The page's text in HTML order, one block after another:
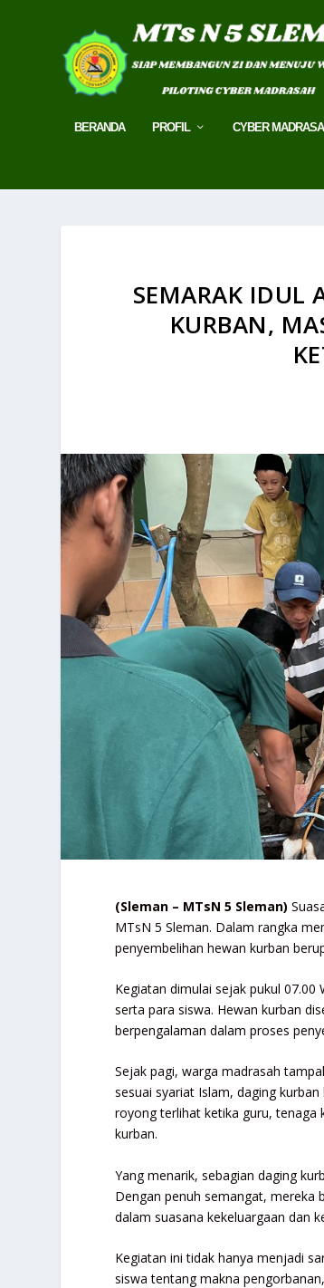
BERANDA PROFIL CYBER
SEMARAK IDUL
KURBAN,
(Sleman – MTsN 5 Sleman)
MTsN 5 Sleman. Dalam rangka
penyembelihan hewan kurban
Kegiatan dimulai sejak pukul
serta para siswa. Hewan kurban
berpengalaman dalam proses
Sejak pagi, warga madrasah
sesuai syariat Islam, daging
royong terlihat ketika guru, tenaga
kurban.
Yang menarik, sebagian daging
Dengan penuh semangat, mereka
dalam suasana kekeluargaan dan
Kegiatan ini tidak hanya menjadi
siswa tentang makna